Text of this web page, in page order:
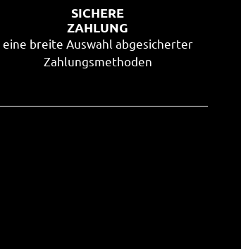
SICHERE
ZAHLUNG
eine breite Auswahl abgesicherter
Zahlungsmethoden